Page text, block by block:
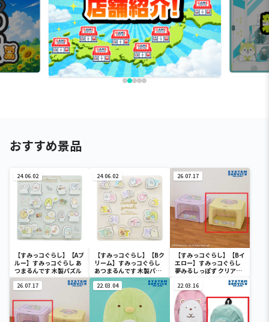
おすすめ景品
24.06.02
【すみっコぐらし】【Aブ
ルー】すみっコぐらし あ
つまるんです 木製パズル
24.06.02
【すみっコぐらし】【Bク
リーム】すみっコぐらし
あつまるんです 木製パズ
ル
26.07.17
【すみっコぐらし】【Bイ
エロー】すみっコぐらし
夢みるしっぽず クリア窓
26.07.17 22.03.04 22.03.16